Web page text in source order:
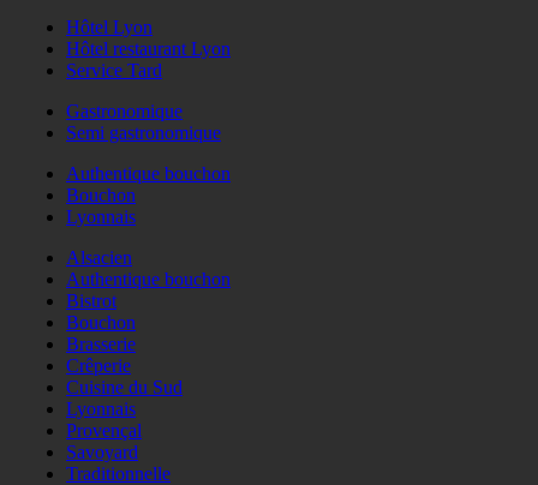
Hôtel Lyon
Hôtel restaurant Lyon
Service Tard
Gastronomique
Semi gastronomique
Authentique bouchon
Bouchon
Lyonnais
Alsacien
Authentique bouchon
Bistrot
Bouchon
Brasserie
Crêperie
Cuisine du Sud
Lyonnais
Provençal
Savoyard
Traditionnelle